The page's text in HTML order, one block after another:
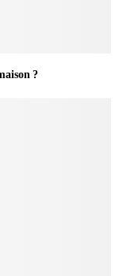
?